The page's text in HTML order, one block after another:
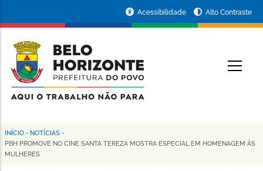
conteúdo
principal
da
Prefeitura
de
Horizonte
Acessibilidade Alto Contraste
Trilha
de
INÍCIO - NOTÍCIAS -
PBH PROMOVE NO CINE SANTA TEREZA MOSTRA ESPECIAL EM HOMENAGEM ÀS
MULHERES